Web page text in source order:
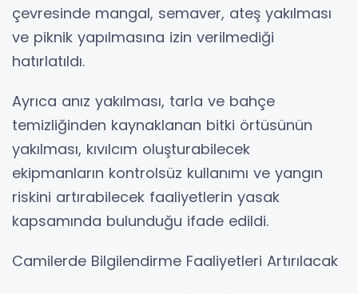
çevresinde mangal, semaver, ateş yakılması
ve piknik yapılmasına izin verilmediği
hatırlatıldı.
Ayrıca anız yakılması, tarla ve bahçe
temizliğinden kaynaklanan bitki örtüsünün
yakılması, kıvılcım oluşturabilecek
ekipmanların kontrolsüz kullanımı ve yangın
riskini artırabilecek faaliyetlerin yasak
kapsamında bulunduğu ifade edildi.
Camilerde Bilgilendirme Faaliyetleri Artırılacak